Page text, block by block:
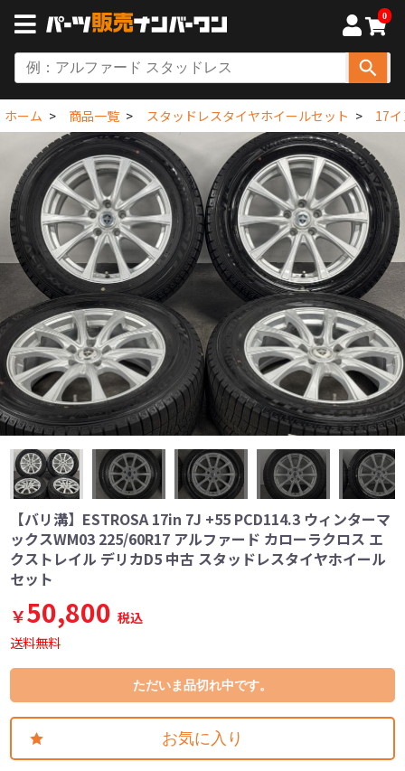
0
ホーム 商品一覧 スタッドレスタイヤホイールセット 17
【バリ溝】ESTROSA 17in 7J +55 PCD114.3 ウィンターマ
ックスWM03 225/60R17 アルファード カローラクロス エ
クストレイル デリカD5 中古 スタッドレスタイヤホイール
セット
￥50,800 税込
送料無料
ただいま品切れ中です。
お気に入り